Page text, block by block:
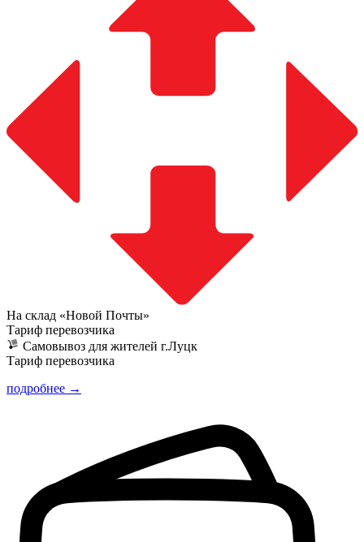
На склад «Новой Почты»
Тариф перевозчика
Самовывоз для жителей г.Луцк
Тариф перевозчика
подробнее →